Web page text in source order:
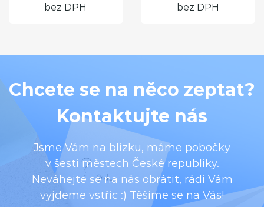
bez DPH bez DPH
Chcete se na něco zeptat?
Kontaktujte nás
Jsme Vám na blízku, máme pobočky
v šesti městech České republiky.
Neváhejte se na nás obrátit, rádi Vám
vyjdeme vstříc :) Těšíme se na Vás!